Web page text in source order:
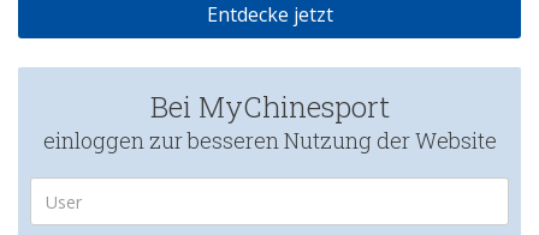
Entdecke jetzt
Bei MyChinesport
einloggen zur besseren Nutzung der Website